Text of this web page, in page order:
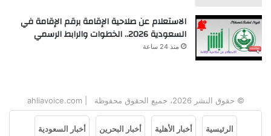
الاستعلام عن صلاحية الإقامة برقم الإقامة في
السعودية 2026.. الخطوات والرابط الرسمي
منذ 24 ساعة
© حقوق النشر 2026، جميع الحقوق محفوظة | ahliavoice.com
الرئيسية أخبار الأهلية أخبار البحرين أخبار السعودية